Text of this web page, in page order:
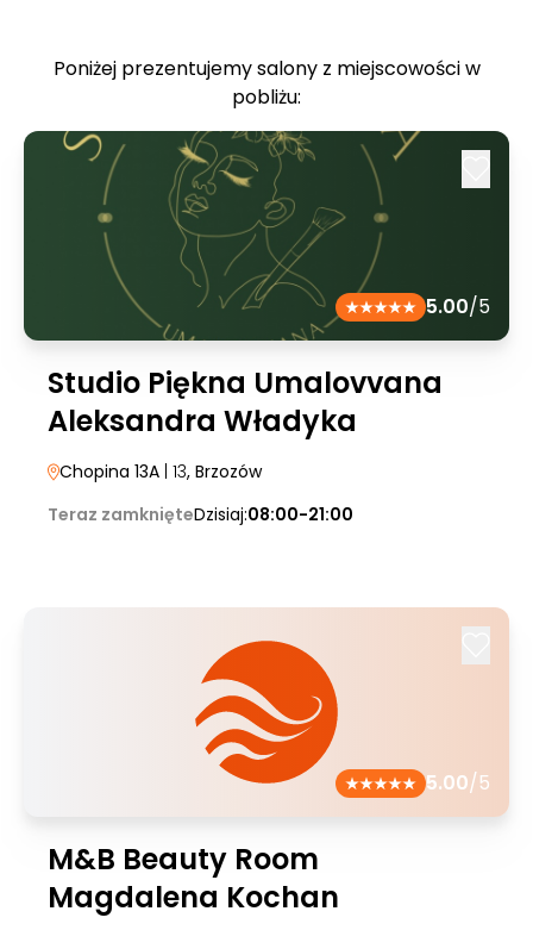
Poniżej prezentujemy salony z miejscowości w
pobliżu:
5.00/5
Studio Piękna Umalovvana
Aleksandra Władyka
Chopina 13A | 13, Brzozów
Teraz zamknięteDzisiaj:08:00-21:00
5.00/5
M&B Beauty Room
Magdalena Kochan